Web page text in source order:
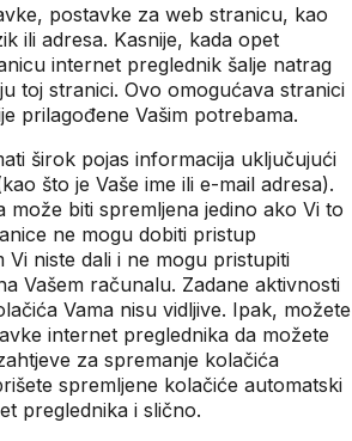
postavke za web stranicu, kao
ili adresa. Kasnije, kada opet
internet preglednik šalje natrag
toj stranici. Ovo omogućava stranici
prilagođene Vašim potrebama.
širok pojas informacija uključujući
što je Vaše ime ili e-mail adresa).
može biti spremljena jedino ako Vi to
ne mogu dobiti pristup
Vi niste dali i ne mogu pristupiti
Vašem računalu. Zadane aktivnosti
Vama nisu vidljive. Ipak, možete
internet preglednika da možete
za spremanje kolačića
spremljene kolačiće automatski
preglednika i slično.